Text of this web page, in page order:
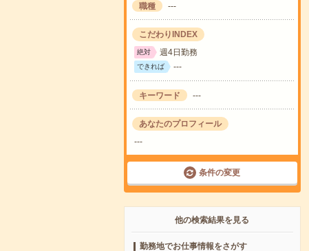
職種 ---
こだわりINDEX
絶対 週4日勤務
できれば ---
キーワード ---
あなたのプロフィール
---
条件の変更
他の検索結果を見る
勤務地でお仕事情報をさがす